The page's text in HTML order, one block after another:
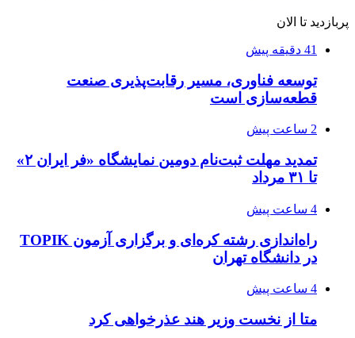
پربازدید تا الان
41 دقیقه پیش
توسعه فناوری، مسیر رقابت‌پذیری صنعت
قطعه‌سازی است
2 ساعت پیش
تمدید مهلت ثبت‌نام دومین نمایشگاه «فر ایران ۲»
تا ۳۱ مرداد
4 ساعت پیش
راه‌اندازی رشته کره‌ای و برگزاری آزمون TOPIK
در دانشگاه تهران
4 ساعت پیش
متا از نخست وزیر هند عذرخواهی کرد